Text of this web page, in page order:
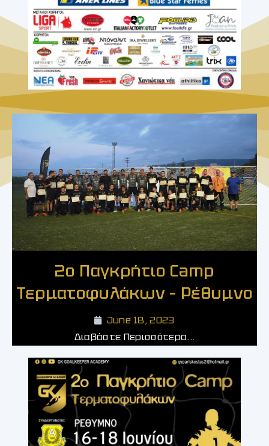
2ο Παγκρήτιο Camp
Τερματοφυλάκων – Ρέθυμνο
June 18, 2023
Διαβάστε Περισσότερα...